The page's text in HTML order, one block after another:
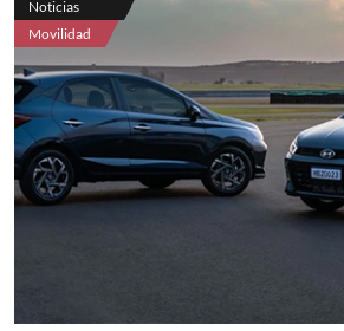
Noticias
Movilidad